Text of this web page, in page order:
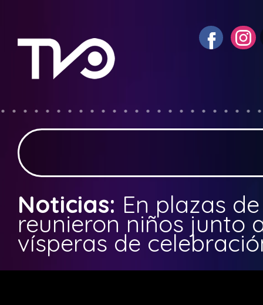
Noticias: En plazas
reunieron niños junto
vísperas de